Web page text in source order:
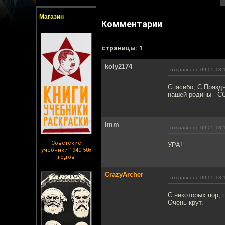
Магазин
Советские
учебники 1940-50х
годов
Комментарии
cтраницы: 1
koly2174 отправлено 09.05.18
Спасибо, С
нашей родины -
Imm отправлено 09.05.18
УРА!
CrazyArcher отправлено 09.05.18
С некоторых пор,
Очень крут.